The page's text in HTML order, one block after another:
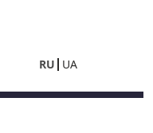
RU UA